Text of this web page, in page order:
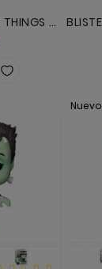
FUNKO STRANGER THINGS ELEVEN 10 ANIVERSARIO
Nuevo